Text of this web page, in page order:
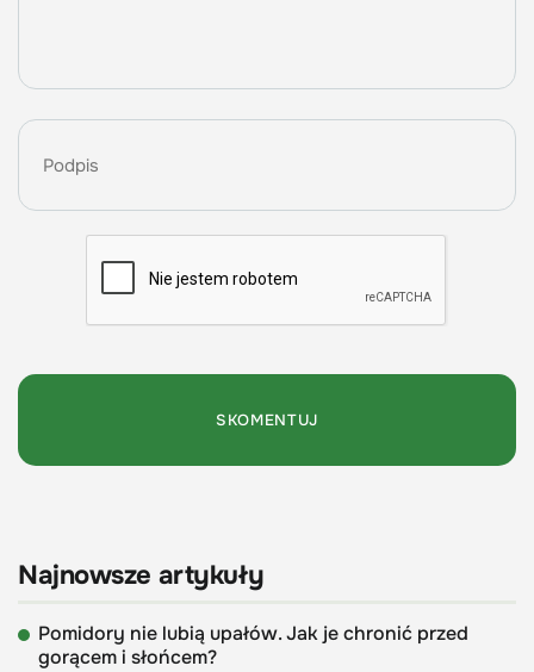
Najnowsze artykuły
Pomidory nie lubią upałów. Jak je chronić przed
gorącem i słońcem?